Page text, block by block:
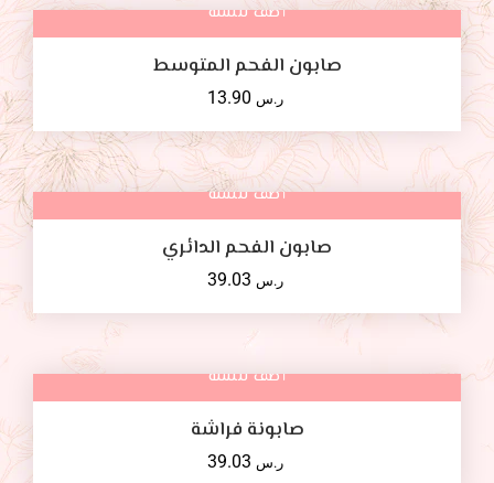
أضف للسلة
صابون الفحم المتوسط
ر.س
أضف للسلة
صابون الفحم الدائري
ر.س
أضف للسلة
صابونة فراشة
ر.س